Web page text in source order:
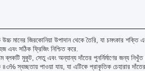
উচ্চ মানের জিরকোনিয়া উপাদান থেকে তৈরি, যা চমৎকার
এবং সঠিক ফ্রিজিং নিশ্চিত করে.
ব্লকটি মুকুট, সেতু এবং অন্যান্য দাঁতের পুনর্নির্মাণের জন্য
৪৩% স্বচ্ছতায় পাওয়া যায়, যা এটিকে প্রাকৃতিক চেহারার